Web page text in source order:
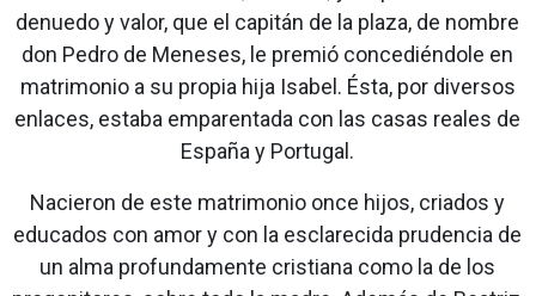
denuedo y valor, que el capitán de la plaza, de nombre
don Pedro de Meneses, le premió concediéndole en
matrimonio a su propia hija Isabel. Ésta, por diversos
enlaces, estaba emparentada con las casas reales de
España y Portugal.
Nacieron de este matrimonio once hijos, criados y
educados con amor y con la esclarecida prudencia de
un alma profundamente cristiana como la de los